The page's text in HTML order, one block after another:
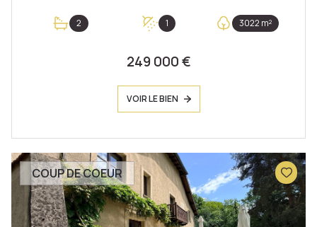
2 1 3022 m²
249 000 €
VOIR LE BIEN
COUP DE COEUR